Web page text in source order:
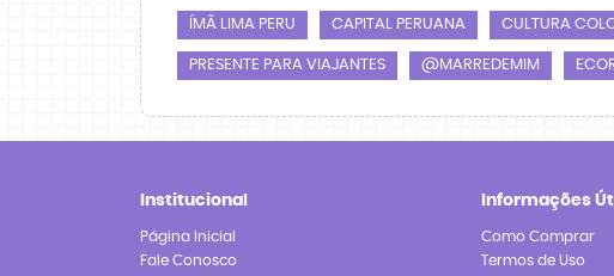
ÍMÃ LIMA PERU CAPITAL PERUANA CULTURA
PRESENTE PARA VIAJANTES @MARREDEMIM
Institucional
Página Inicial
Fale Conosco
Informações
Como Comprar
Termos de Uso